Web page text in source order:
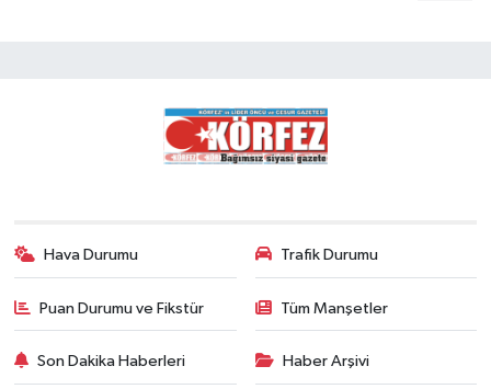
Hava Durumu Trafik Durumu
Puan Durumu ve Fikstür Tüm Manşetler
Son Dakika Haberleri Haber Arşivi